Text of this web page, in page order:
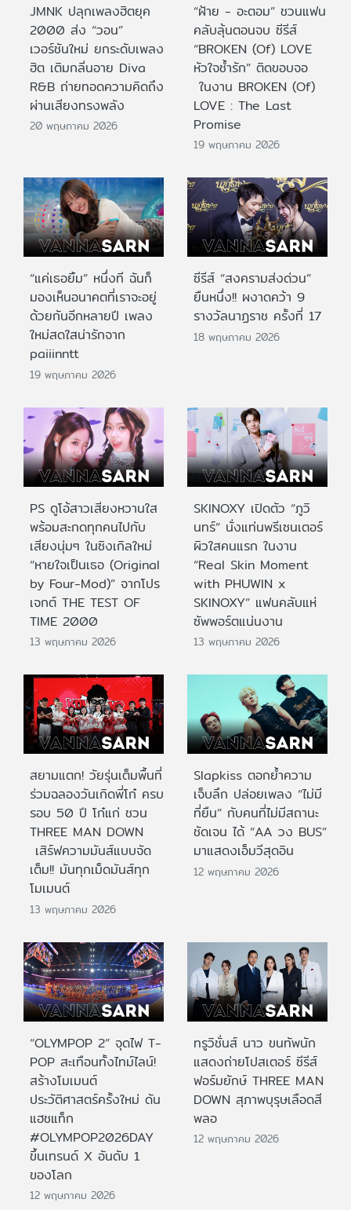
JMNK ปลุกเพลงฮิตยุค
2000 ส่ง “วอน”
เวอร์ชันใหม่ ยกระดับเพลง
ฮิต เติมกลิ่นอาย Diva
R&B ถ่ายทอดความคิดถึง
ผ่านเสียงทรงพลัง
20 พฤษภาคม 2026
“ฝ้าย - อะตอม” ชวนแฟน
คลับลุ้นตอนจบ ซีรีส์
“BROKEN (Of) LOVE
หัวใจช้ำรัก” ติดขอบจอ
ในงาน BROKEN (Of)
LOVE : The Last
Promise
19 พฤษภาคม 2026
“แค่เธอยิ้ม” หนึ่งที ฉันก็
มองเห็นอนาคตที่เราจะอยู่
ด้วยกันอีกหลายปี เพลง
ใหม่สดใสน่ารักจาก
paiiinntt
19 พฤษภาคม 2026
ซีรีส์ “สงครามส่งด่วน”
ยืนหนึ่ง!! ผงาดคว้า 9
รางวัลนาฏราช ครั้งที่ 17
18 พฤษภาคม 2026
PS ดูโอ้สาวเสียงหวานใส
พร้อมสะกดทุกคนไปกับ
เสียงนุ่มๆ ในซิงเกิลใหม่
“หายใจเป็นเธอ (Original
by Four-Mod)” จากโปร
เจกต์ THE TEST OF
TIME 2000
13 พฤษภาคม 2026
SKINOXY เปิดตัว “ภูวิ
นทร์” นั่งแท่นพรีเซนเตอร์
ผิวใสคนแรก ในงาน
“Real Skin Moment
with PHUWIN x
SKINOXY” แฟนคลับแห่
ซัพพอร์ตแน่นงาน
13 พฤษภาคม 2026
สยามแตก! วัยรุ่นเต็มพื้นที่
ร่วมฉลองวันเกิดพี่โก๋ ครบ
รอบ 50 ปี โก๋แก่ ชวน
THREE MAN DOWN
เสิร์ฟความมันส์แบบจัด
เต็ม!! มันทุกเม็ดมันส์ทุก
โมเมนต์
13 พฤษภาคม 2026
Slapkiss ตอกย้ำความ
เจ็บลึก ปล่อยเพลง “ไม่มี
ที่ยืน” กับคนที่ไม่มีสถานะ
ชัดเจน ได้ “AA วง BUS”
มาแสดงเอ็มวีสุดอิน
12 พฤษภาคม 2026
“OLYMPOP 2” จุดไฟ T-
POP สะเทือนทั้งไทม์ไลน์!
สร้างโมเมนต์
ประวัติศาสตร์ครั้งใหม่ ดัน
แฮชแท็ก
#OLYMPOP2026DAY
ขึ้นเทรนด์ X อันดับ 1
ของโลก
12 พฤษภาคม 2026
ทรูวิชั่นส์ นาว ขนทัพนัก
แสดงถ่ายโปสเตอร์ ซีรีส์
ฟอร์มยักษ์ THREE MAN
DOWN สุภาพบุรุษเลือดสี
พลอ
12 พฤษภาคม 2026